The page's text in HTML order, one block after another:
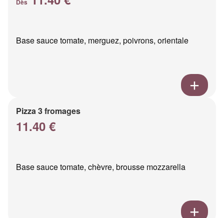
Dès
Base sauce tomate, merguez, poivrons, orientale
Pizza 3 fromages
11.40 €
Base sauce tomate, chèvre, brousse mozzarella